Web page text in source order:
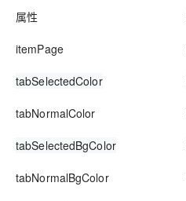
属性
itemPage
tabSelectedColor
tabNormalColor
tabSelectedBgColor
tabNormalBgColor